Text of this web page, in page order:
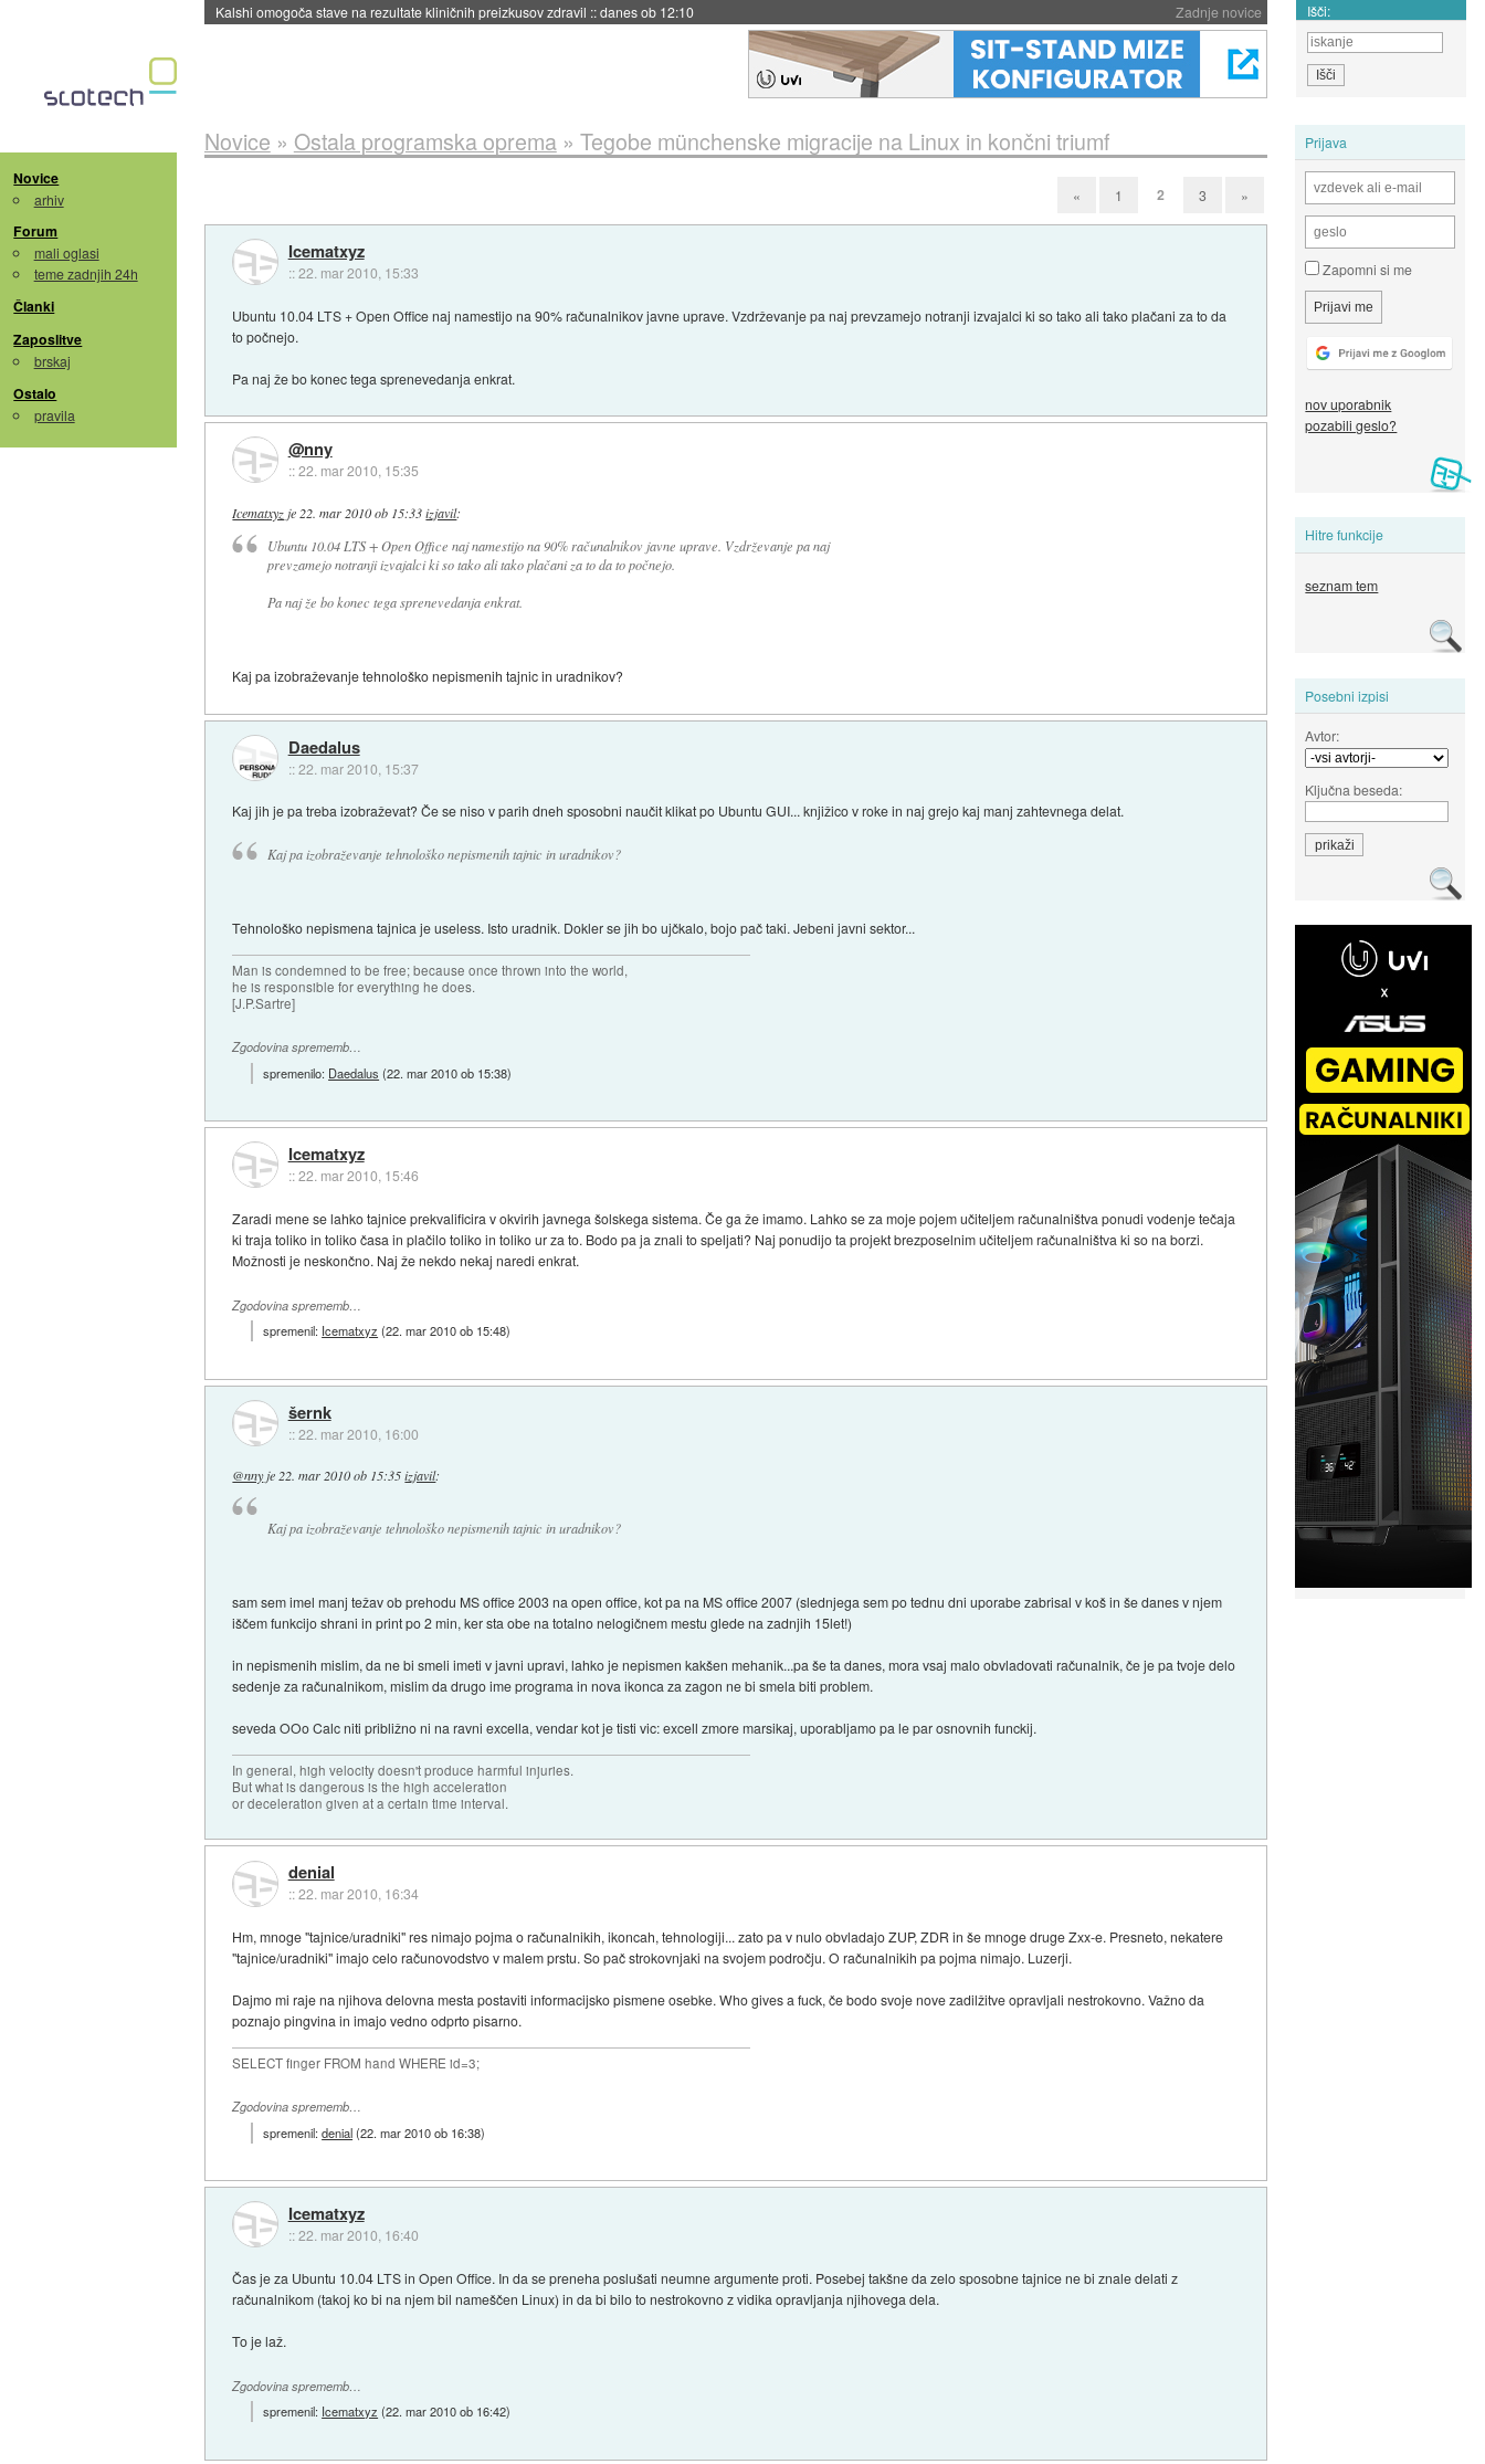
Zadnje novice
danes ob 11:37 Išči:
Novice
arhiv
Forum
mali oglasi
teme zadnjih 24h
Članki
Zaposlitve
brskaj
Ostalo
pravila
Prijava
Zapomni si me
nov uporabnik
pozabili geslo?
Hitre funkcije
seznam tem
Posebni izpisi
Avtor:
Ključna beseda:
Novice » Ostala programska oprema» Tegobe münchenske migracije na Linux in končni triumf
« 1 2 3 »
Icematxyz
::22. mar 2010, 15:33
Ubuntu 10.04 LTS + Open Office naj namestijo na 90% računalnikov javne uprave. Vzdrževanje pa naj prevzamejo notranji izvajalci ki so tako ali tako plačani za to da
to počnejo.
Pa naj že bo konec tega sprenevedanja enkrat.
@nny
::22. mar 2010, 15:35
Icematxyz je 22. mar 2010 ob 15:33 izjavil:
Ubuntu 10.04 LTS + Open Office naj namestijo na 90% računalnikov javne uprave. Vzdrževanje pa naj
prevzamejo notranji izvajalci ki so tako ali tako plačani za to da to počnejo.
Pa naj že bo konec tega sprenevedanja enkrat.
Kaj pa izobraževanje tehnološko nepismenih tajnic in uradnikov?
Daedalus
::22. mar 2010, 15:37
Kaj jih je pa treba izobraževat? Če se niso v parih dneh sposobni naučit klikat po Ubuntu GUI... knjižico v roke in naj grejo kaj manj zahtevnega delat.
Kaj pa izobraževanje tehnološko nepismenih tajnic in uradnikov?
Tehnološko nepismena tajnica je useless. Isto uradnik. Dokler se jih bo ujčkalo, bojo pač taki. Jebeni javni sektor...
Man is condemned to be free; because once thrown into the world,
he is responsible for everything he does.
[J.P.Sartre]
Zgodovina sprememb…
spremenilo: Daedalus (22. mar 2010 ob 15:38)
Icematxyz
::22. mar 2010, 15:46
Zaradi mene se lahko tajnice prekvalificira v okvirih javnega šolskega sistema. Če ga že imamo. Lahko se za moje pojem učiteljem računalništva ponudi vodenje tečaja
ki traja toliko in toliko časa in plačilo toliko in toliko ur za to. Bodo pa ja znali to speljati? Naj ponudijo ta projekt brezposelnim učiteljem računalništva ki so na borzi.
Možnosti je neskončno. Naj že nekdo nekaj naredi enkrat.
Zgodovina sprememb…
spremenil: Icematxyz (22. mar 2010 ob 15:48)
šernk
::22. mar 2010, 16:00
@nnyje22. mar 2010 ob 15:35 izjavil:
Kaj pa izobraževanje tehnološko nepismenih tajnic in uradnikov?
sam sem imel manj težav ob prehodu MS office 2003 na open office, kot pa na MS office 2007 (slednjega sem po tednu dni uporabe zabrisal v koš in še danes v njem
iščem funkcijo shrani in print po 2 min, ker sta obe na totalno nelogičnem mestu glede na zadnjih 15let!)
in nepismenih mislim, da ne bi smeli imeti v javni upravi, lahko je nepismen kakšen mehanik...pa še ta danes, mora vsaj malo obvladovati računalnik, če je pa tvoje delo
sedenje za računalnikom, mislim da drugo ime programa in nova ikonca za zagon ne bi smela biti problem.
seveda OOo Calc niti približno ni na ravni excella, vendar kot je tisti vic: excell zmore marsikaj, uporabljamo pa le par osnovnih funckij.
In general, high velocity doesn't produce harmful injuries.
But what is dangerous is the high acceleration
or deceleration given at a certain time interval.
denial
::22. mar 2010, 16:34
Hm, mnoge "tajnice/uradniki" res nimajo pojma o računalnikih, ikoncah, tehnologiji... zato pa v nulo obvladajo ZUP, ZDR in še mnoge druge Zxx-e. Presneto, nekatere
"tajnice/uradniki" imajo celo računovodstvo v malem prstu. So pač strokovnjaki na svojem področju. O računalnikih pa pojma nimajo. Luzerji.
Dajmo mi raje na njihova delovna mesta postaviti informacijsko pismene osebke. Who gives a fuck, če bodo svoje nove zadilžitve opravljali nestrokovno. Važno da
poznajo pingvina in imajo vedno odprto pisarno.
SELECT finger FROM hand WHERE id=3;
Zgodovina sprememb…
spremenil:denial(22. mar 2010 ob 16:38)
Icematxyz
::22. mar 2010, 16:40
Čas je za Ubuntu 10.04 LTS in Open Office. In da se preneha poslušati neumne argumente proti. Posebej takšne da zelo sposobne tajnice ne bi znale delati z
računalnikom (takoj ko bi na njem bil nameščen Linux) in da bi bilo to nestrokovno z vidika opravljanja njihovega dela.
To je laž.
Zgodovina sprememb…
spremenil: Icematxyz (22. mar 2010 ob 16:42)